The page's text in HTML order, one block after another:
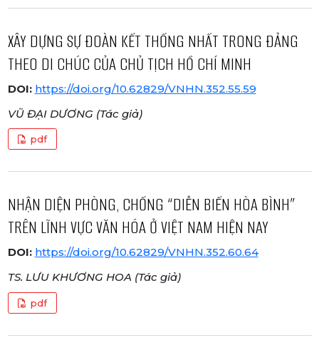
XÂY DỰNG SỰ ĐOÀN KẾT THỐNG NHẤT TRONG ĐẢNG
THEO DI CHÚC CỦA CHỦ TỊCH HỒ CHÍ MINH
DOI: https://doi.org/10.62829/VNHN.352.55.59
VŨ ĐẠI DƯƠNG (Tác giả)
pdf
NHẬN DIỆN PHÒNG, CHỐNG “DIỄN BIẾN HÒA BÌNH”
TRÊN LĨNH VỰC VĂN HÓA Ở VIỆT NAM HIỆN NAY
DOI: https://doi.org/10.62829/VNHN.352.60.64
TS. LƯU KHƯƠNG HOA (Tác giả)
pdf